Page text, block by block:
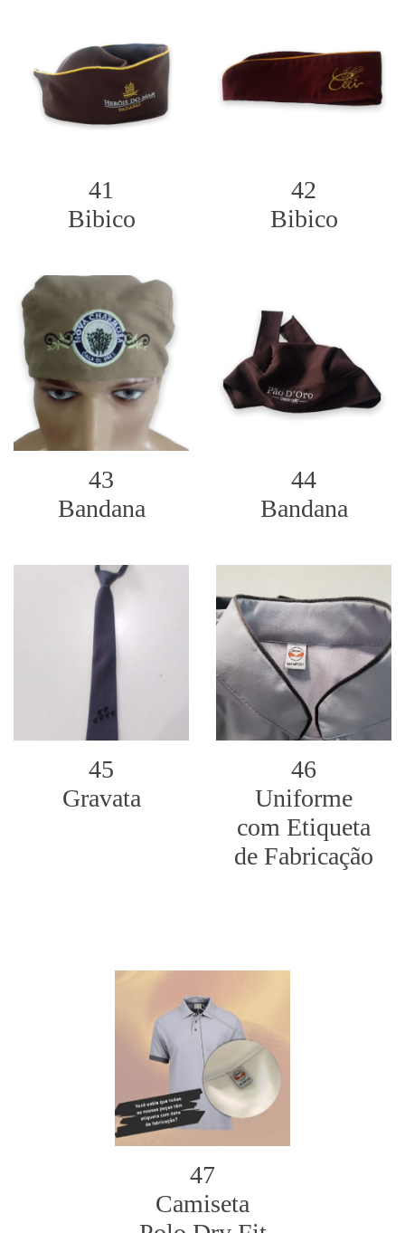
41
Bibico
42
Bibico
43
Bandana
44
Bandana
45
Gravata
46
Uniforme
com Etiqueta
de Fabricação
47
Camiseta